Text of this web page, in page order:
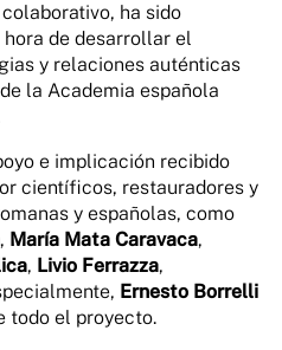
ha sido
de desarrollar el
y relaciones auténticas
la Academia española
e implicación recibido
científicos, restauradores y
y españolas, como
, María Mata Caravaca,
, Livio Ferrazza,
Ernesto Borrelli
todo el proyecto.